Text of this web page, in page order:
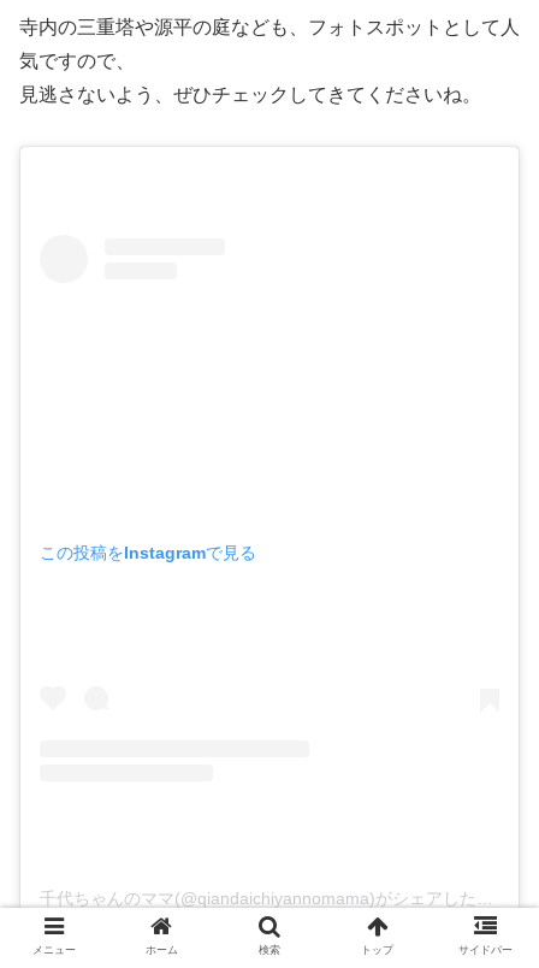
寺内の三重塔や源平の庭なども、フォトスポットとして人
気ですので、
見逃さないよう、ぜひチェックしてきてくださいね。
この投稿をInstagramで見る
メニュー ホーム 検索 トップ サイドバー